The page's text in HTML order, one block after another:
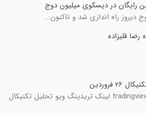
رایگان در دیسکوی میلیون دوج
دیروز راه اندازی شد و تاکنون...
رضا قلیزاده
فروردین
tradingview.com/u/halakoei لینک تریدینگ ویو تحلیل تکنیکال